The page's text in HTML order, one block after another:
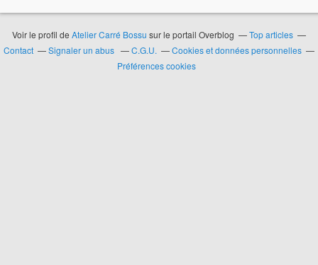
Voir le profil de Atelier Carré Bossu sur le portail Overblog
Top articles
Contact
Signaler un abus C.G.U.
Cookies et données personnelles
Préférences cookies